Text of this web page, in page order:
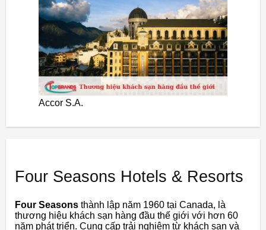
Accor S.A.
Four Seasons Hotels & Resorts
Four Seasons thành lập năm 1960 tại Canada, là
thương hiệu khách sạn hàng đầu thế giới với hơn 60
năm phát triển. Cung cấp trải nghiệm từ khách sạn và